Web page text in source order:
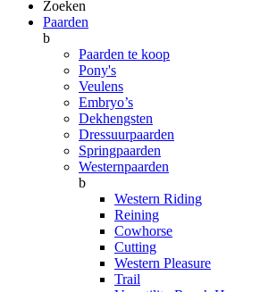
Zoeken
Paarden
b
Paarden te koop
Pony's
Veulens
Embryo’s
Dekhengsten
Dressuurpaarden
Springpaarden
Westernpaarden
b
Western Riding
Reining
Cowhorse
Cutting
Western Pleasure
Trail